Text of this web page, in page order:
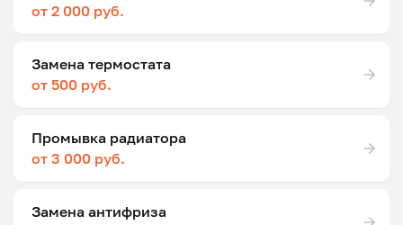
от 2 000 руб.
Замена термостата
от 500 руб.
Промывка радиатора
от 3 000 руб.
Замена антифриза